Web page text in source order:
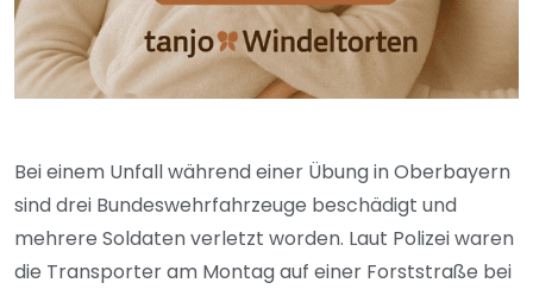
Bei einem Unfall während einer Übung in Oberbayern
sind drei Bundeswehrfahrzeuge beschädigt und
mehrere Soldaten verletzt worden. Laut Polizei waren
die Transporter am Montag auf einer Forststraße bei